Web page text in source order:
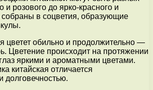
и розового до ярко-красного и
в соцветия, образующие
цветет обильно и продолжительно —
Цветение происходит на протяжении
яркими и ароматными цветами.
китайская отличается
долговечностью.